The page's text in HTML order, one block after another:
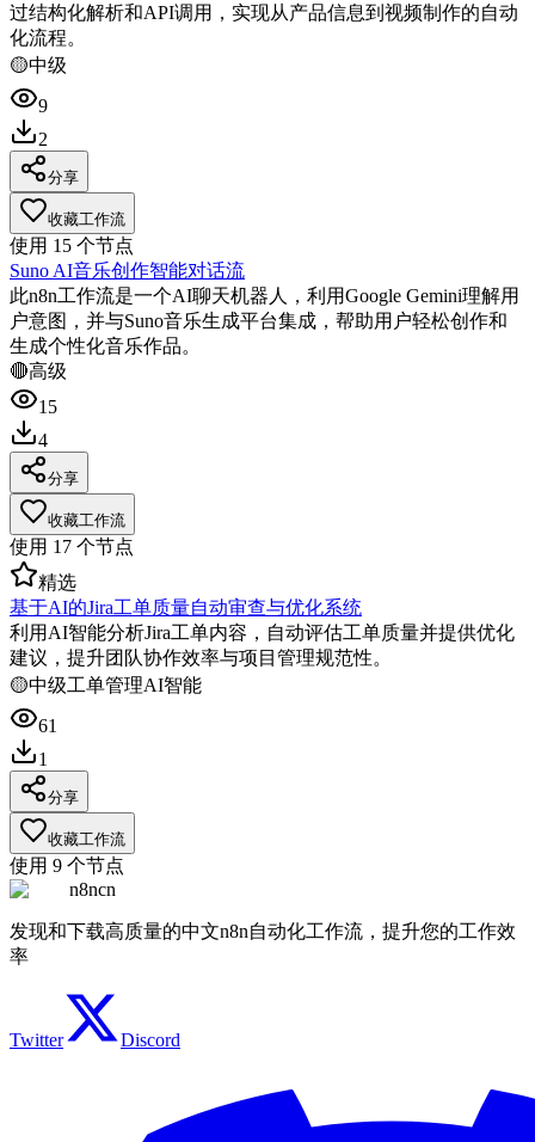
过结构化解析和API调用，实现从产品信息到视频制作的自动
化流程。
🟡中级
9
2
分享
收藏工作流
使用 15 个节点
Suno AI音乐创作智能对话流
此n8n工作流是一个AI聊天机器人，利用Google Gemini理解用
户意图，并与Suno音乐生成平台集成，帮助用户轻松创作和
生成个性化音乐作品。
🔴高级
15
4
分享
收藏工作流
使用 17 个节点
精选
基于AI的Jira工单质量自动审查与优化系统
利用AI智能分析Jira工单内容，自动评估工单质量并提供优化
建议，提升团队协作效率与项目管理规范性。
🟡中级工单管理AI智能
61
1
分享
收藏工作流
使用 9 个节点
n8ncn
发现和下载高质量的中文n8n自动化工作流，提升您的工作效
率
Twitter Discord